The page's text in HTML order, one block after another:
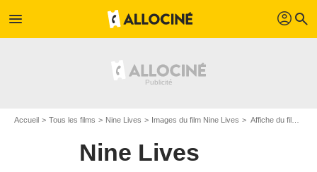
menu profil search
Accueil Tous les films Nine Lives Images du film Nine Lives Affiche du film Nine Lives - Photo 1
Nine Lives